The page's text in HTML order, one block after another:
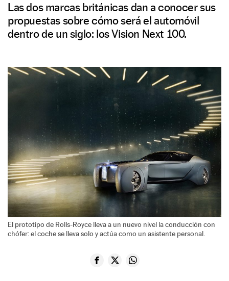
Las dos marcas británicas dan a conocer sus
propuestas sobre cómo será el automóvil
dentro de un siglo: los Vision Next 100.
El prototipo de Rolls-Royce lleva a un nuevo nivel la conducción con
chófer: el coche se lleva solo y actúa como un asistente personal.